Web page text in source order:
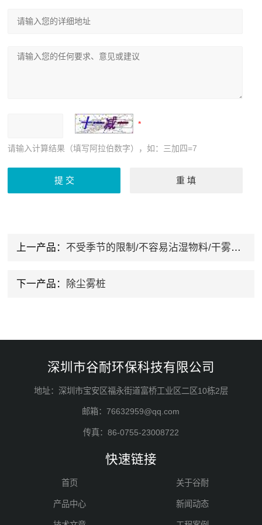
请输入计算结果（填写阿拉伯数字），如：三加四=7
上一产品： 不受季节的限制/不容易沾湿物料/干雾系统
下一产品： 除尘雾桩
深圳市谷耐环保科技有限公司
地址：深圳市宝安区福永街道富桥工业区二区10栋2层
邮箱：76632959@qq.com
传真：86-0755-23008722
快速链接
首页 关于谷耐
产品中心 新闻动态